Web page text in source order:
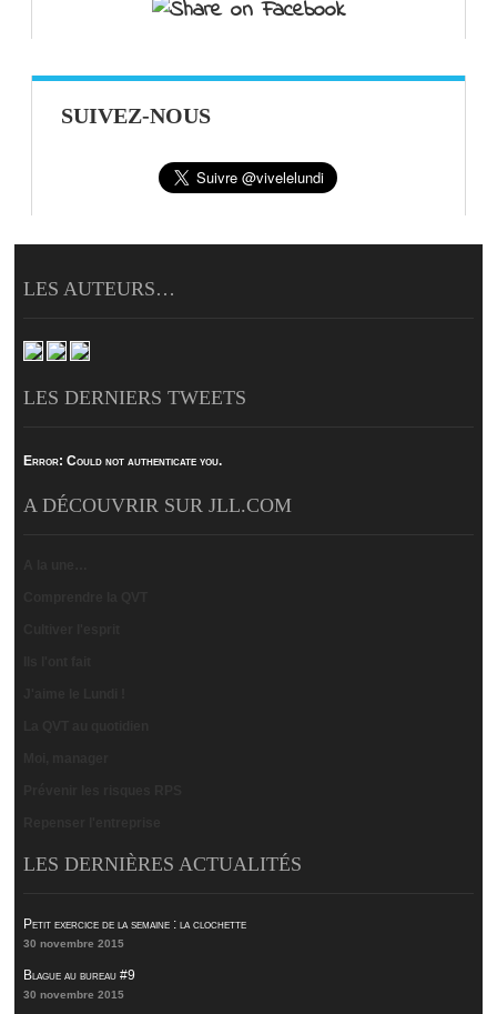
SUIVEZ-NOUS
LES AUTEURS…
LES DERNIERS TWEETS
Error: Could not authenticate you.
A DÉCOUVRIR SUR JLL.COM
LES DERNIÈRES ACTUALITÉS
Petit exercice de la semaine : la clochette
30 novembre 2015
Blague au bureau #9
30 novembre 2015